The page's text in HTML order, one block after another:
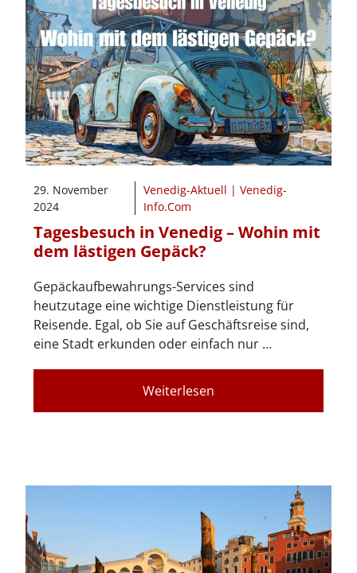
29. November
2024
Venedig-Aktuell | Venedig-
Info.Com
Tagesbesuch in Venedig – Wohin mit
dem lästigen Gepäck?
Gepäckaufbewahrungs-Services sind
heutzutage eine wichtige Dienstleistung für
Reisende. Egal, ob Sie auf Geschäftsreise sind,
eine Stadt erkunden oder einfach nur …
Weiterlesen